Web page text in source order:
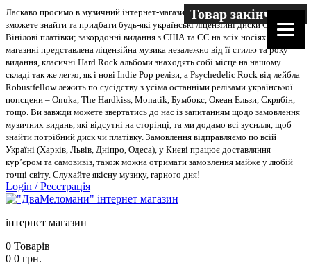
Ласкаво просимо в музичний інтернет-магазин “Два меломани”. У нас Ви
зможете знайти та придбати будь-які українські ліцензійні диски CD, DVD,
Вінілові платівки; закордонні видання з США та ЄС на всіх носіях. В
магазині представлена ліцензійна музика незалежно від її стилю та року
видання, класичні Hard Rock альбоми знаходять собі місце на нашому
складі так же легко, як і нові Indie Pop релізи, а Psychedelic Rock від лейбла
Robustfellow лежить по сусідству з усіма останніми релізами української
попсцени – Onuka, The Hardkiss, Monatik, Бумбокс, Океан Ельзи, Скрябін,
тощо. Ви завжди можете звертатись до нас із запитанням щодо замовлення
музичних видань, які відсутні на сторінці, та ми додамо всі зусилля, щоб
знайти потрібний диск чи платівку. Замовлення відправляємо по всій
Україні (Харків, Львів, Дніпро, Одеса), у Києві працює доставляння
кур’єром та самовивіз, також можна отримати замовлення майже у любій
точці світу. Слухайте якісну музику, гарного дня!
Login /Реєстрація
інтернет магазин
0 Товарів
0 0 грн.
Товар закінчився